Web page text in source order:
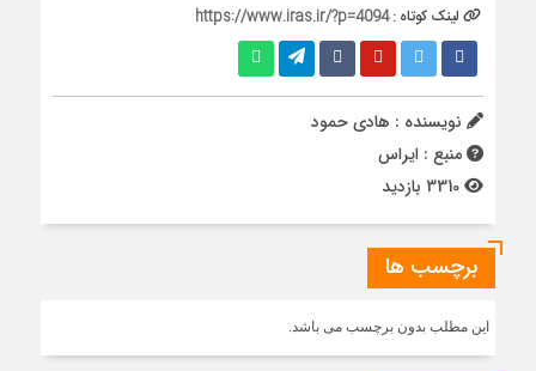
لینک کوتاه :https://www.iras.ir/?p=4094
نویسنده : هادی حمود
منبع : ایراس
برچسب ها
این مطلب بدون برچسب می باشد.